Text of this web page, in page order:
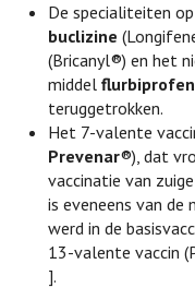
De specialiteiten
buclizine
(Bricanyl®) en het
middelflurbiprofen
teruggetrokken.
Het 7-valente
Prevenar®), dat
vaccinatie van
is eveneens van
werd in de
13-valente vaccin
].